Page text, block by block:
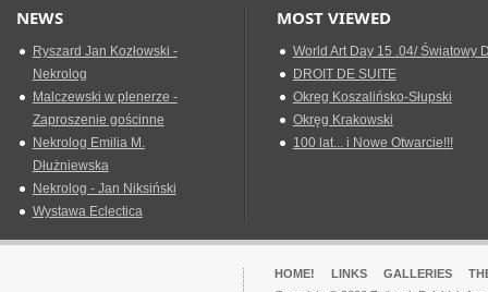
NEWS
Ryszard Jan Kozłowski -
Nekrolog
Malczewski w plenerze -
Zaproszenie gościnne
Nekrolog Emilia M.
Dłużniewska
Nekrolog - Jan Niksiński
Wystawa Eclectica
MOST VIEWED
World Art Day 15 .04/ Światowy
DROIT DE SUITE
Okreg Koszalińsko-Słupski
Okręg Krakowski
100 lat... i Nowe Otwarcie!!!
HOME! LINKS GALLERIES